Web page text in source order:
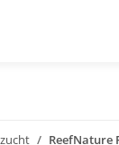
ReefNature